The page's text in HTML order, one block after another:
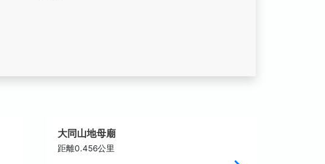
大同山地母廟
距離0.456公里